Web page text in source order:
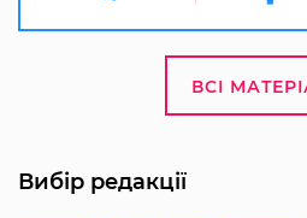
ВСІ
Вибір редакції